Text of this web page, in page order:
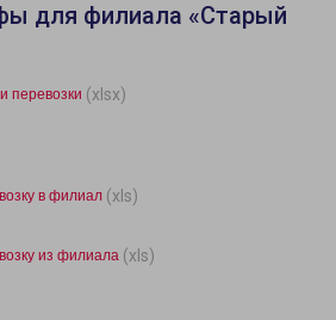
для филиала «Старый
перевозки (xlsx)
в филиал (xls)
из филиала (xls)